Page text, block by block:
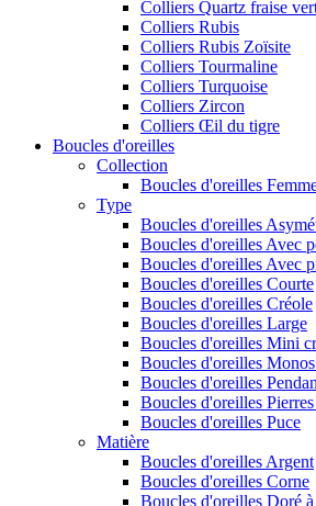
Colliers Quartz fraise
Colliers Rubis
Colliers Rubis Zoïsite
Colliers Tourmaline
Colliers Turquoise
Colliers Zircon
Colliers Œil du tigre
Boucles d'oreilles
Collection
Boucles d'oreilles
Type
Boucles d'oreilles
Boucles d'oreilles Avec
Boucles d'oreilles Avec
Boucles d'oreilles Courte
Boucles d'oreilles Créole
Boucles d'oreilles Large
Boucles d'oreilles Mini
Boucles d'oreilles
Boucles d'oreilles
Boucles d'oreilles
Boucles d'oreilles Puce
Matière
Boucles d'oreilles Argent
Boucles d'oreilles Corne
Boucles d'oreilles Doré